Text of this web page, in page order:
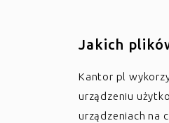
Jakich
Kantor pl
urządzeniu
urządzeniach na